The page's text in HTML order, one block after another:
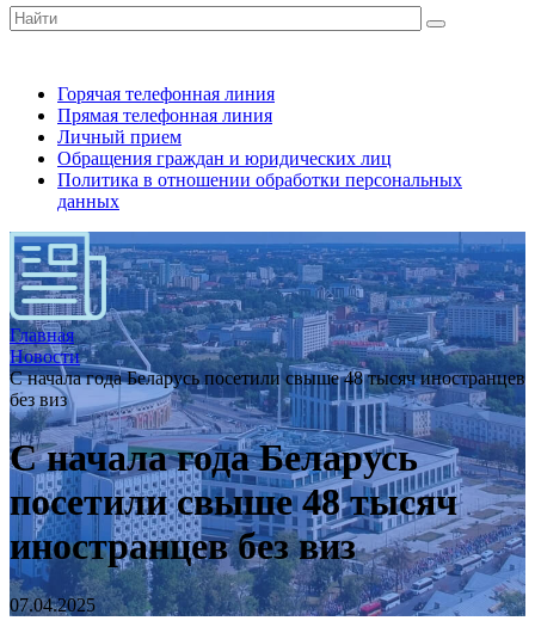
Горячая телефонная линия
Прямая телефонная линия
Личный прием
Обращения граждан и юридических лиц
Политика в отношении обработки персональных
данных
Главная
Новости
С начала года Беларусь посетили свыше 48 тысяч иностранцев
без виз
С начала года Беларусь
посетили свыше 48 тысяч
иностранцев без виз
07.04.2025